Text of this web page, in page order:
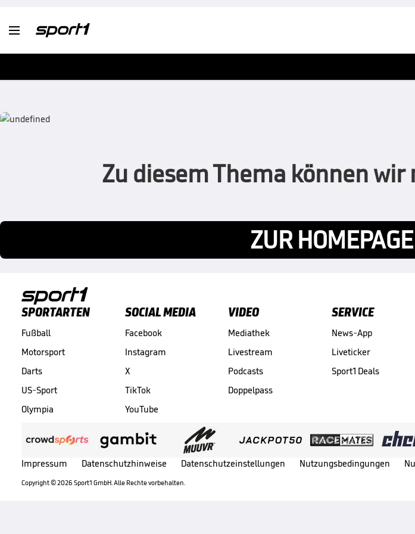

Zu diesem Thema können wir
ZUR HOMEPAGE
SPORTARTEN
Fußball
Motorsport
Darts
US-Sport
Olympia
SOCIAL MEDIA
Facebook
Instagram
X
TikTok
YouTube
VIDEO
Mediathek
Livestream
Podcasts
Doppelpass
SERVICE
News-App
Liveticker
Sport1 Deals
Impressum Datenschutzhinweise Datenschutzeinstellungen Nutzungsbedingungen
Copyright ©2026 Sport1 GmbH. Alle Rechte vorbehalten.